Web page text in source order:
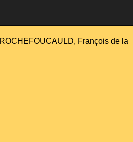
ROCHEFOUCAULD, François de la